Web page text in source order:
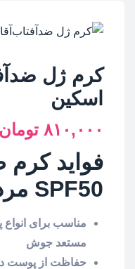
کرم ژل
اسکین
۸۱۰,۰۰۰ تومان
فواید کرم
SPF50 مردانه ساین شیلد
مناسب برای
مستعد جوش
حفاظت از پوست